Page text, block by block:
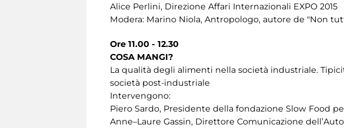
Alice Perlini, Direzione Affari Internazionali EXPO 2015
Modera: Marino Niola, Antropologo, autore de "Non
Ore 11.00 - 12.30
COSA MANGI?
La qualità degli alimenti nella società industriale.
società post-industriale
Intervengono:
Piero Sardo, Presidente della fondazione Slow Food
Anne–Laure Gassin, Direttore Comunicazione